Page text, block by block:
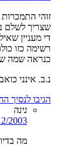
זוהי
שצריך לשלם
די מעניין
רשימה כזו
כנראה שמה
נ.ב. אינני
הגיבו לנסיך
נינה
23:43
מה